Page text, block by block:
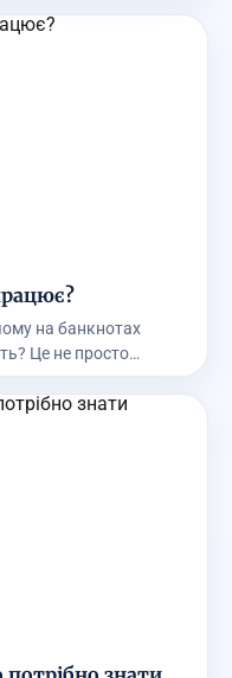
на банкнотах
Це не просто